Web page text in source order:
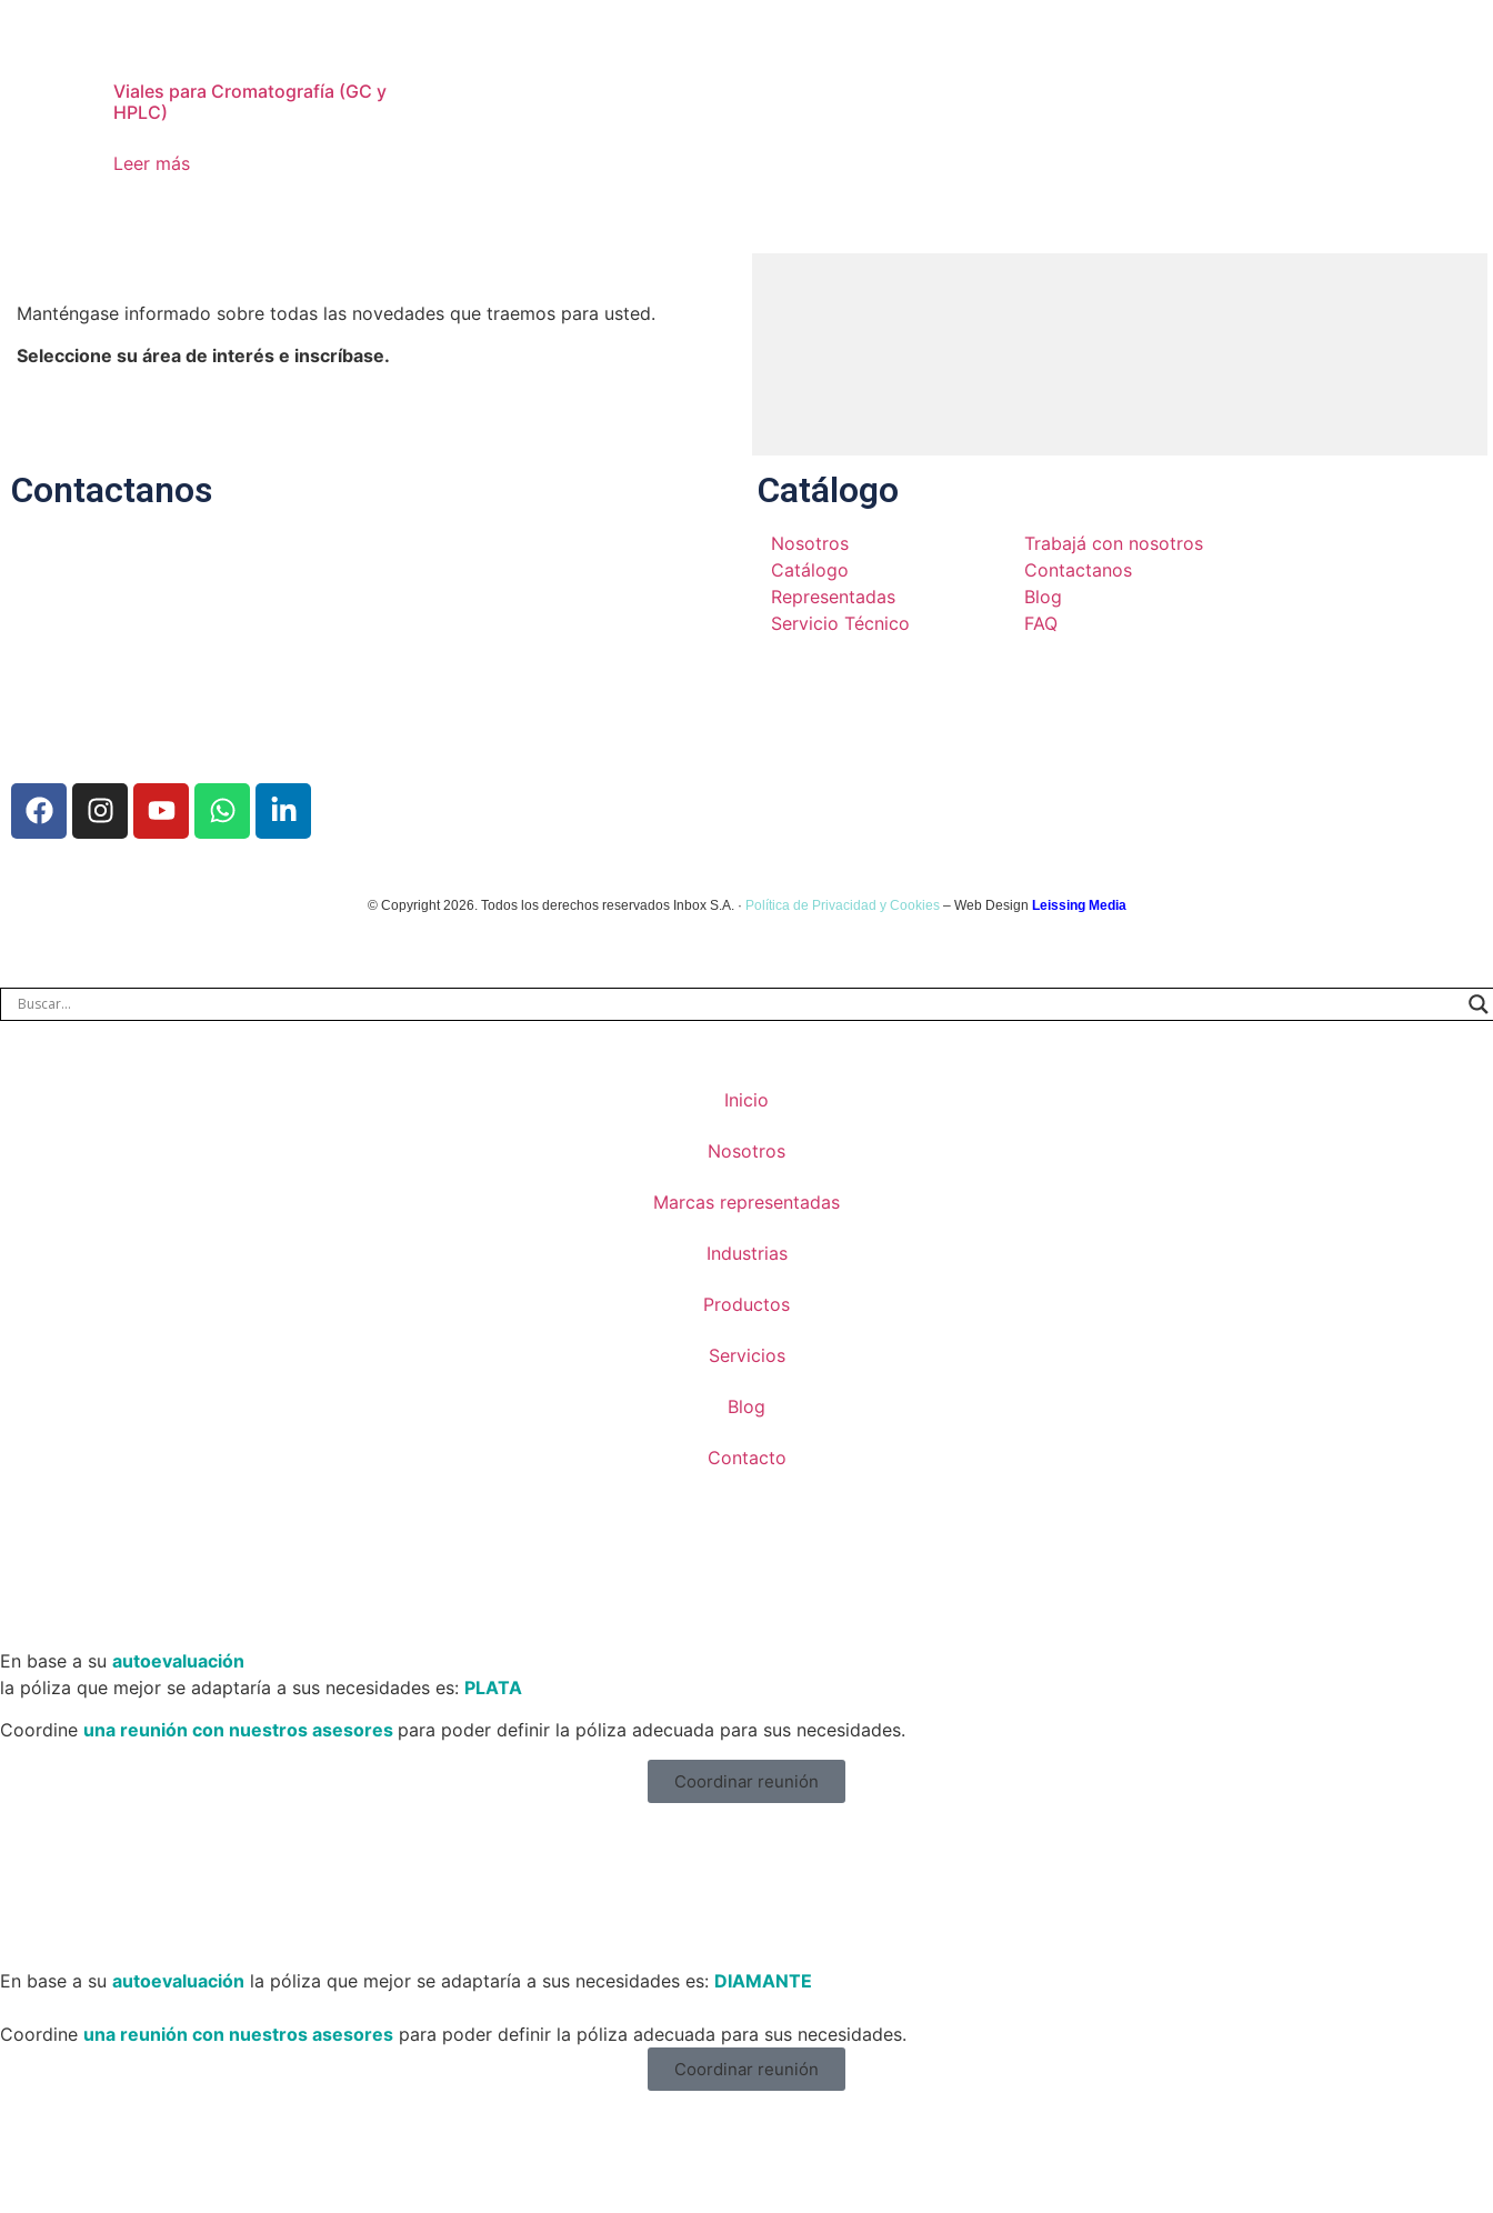
Viales para Cromatografía (GC y
HPLC)
Leer más
Manténgase informado sobre todas las novedades que traemos para usted.
Seleccione su área de interés e inscríbase.
Contactanos Catálogo
Nosotros
Catálogo
Representadas
Servicio Técnico
Trabajá con nosotros
Contactanos
Blog
FAQ
© Copyright 2026. Todos los derechos reservados Inbox S.A. · Política de Privacidad y Cookies– Web Design Leissing Media
Inicio
Nosotros
Marcas representadas
Industrias
Productos
Servicios
Blog
Contacto
En base a su autoevaluación
la póliza que mejor se adaptaría a sus necesidades es: PLATA
Coordine una reunión con nuestros asesores para poder definir la póliza adecuada para sus necesidades.
Coordinar reunión
En base a su autoevaluación la póliza que mejor se adaptaría a sus necesidades es: DIAMANTE
Coordine una reunión con nuestros asesores para poder definir la póliza adecuada para sus necesidades.
Coordinar reunión